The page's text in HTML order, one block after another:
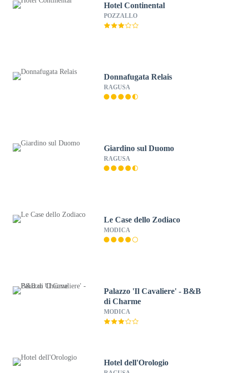
Hotel Continental
POZZALLO
Donnafugata Relais
RAGUSA
Giardino sul Duomo
RAGUSA
Le Case dello Zodiaco
MODICA
Palazzo 'Il Cavaliere' - B&B
di Charme
MODICA
Hotel dell'Orologio